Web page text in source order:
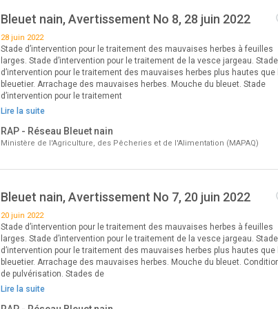
Bleuet nain, Avertissement No 8, 28 juin 2022
28 juin 2022
Stade d’intervention pour le traitement des mauvaises herbes à feuilles
larges. Stade d’intervention pour le traitement de la vesce jargeau. Stade
d’intervention pour le traitement des mauvaises herbes plus hautes que
bleuetier. Arrachage des mauvaises herbes. Mouche du bleuet. Stade
d’intervention pour le traitement
Lire la suite
RAP - Réseau Bleuet nain
Ministère de l'Agriculture, des Pêcheries et de l'Alimentation (MAPAQ)
Bleuet nain, Avertissement No 7, 20 juin 2022
20 juin 2022
Stade d’intervention pour le traitement des mauvaises herbes à feuilles
larges. Stade d’intervention pour le traitement de la vesce jargeau. Stade
d’intervention pour le traitement des mauvaises herbes plus hautes que
bleuetier. Arrachage des mauvaises herbes. Mouche du bleuet.
de pulvérisation. Stades de
Lire la suite